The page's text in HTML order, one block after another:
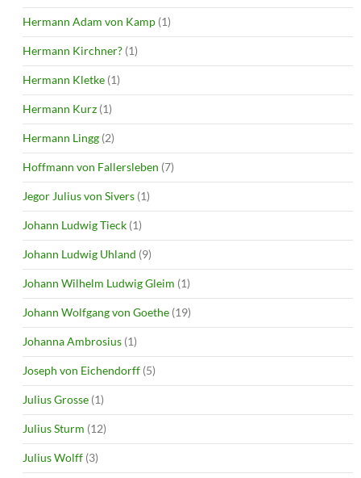
Hermann Adam von Kamp (1)
Hermann Kirchner? (1)
Hermann Kletke (1)
Hermann Kurz (1)
Hermann Lingg (2)
Hoffmann von Fallersleben (7)
Jegor Julius von Sivers (1)
Johann Ludwig Tieck (1)
Johann Ludwig Uhland (9)
Johann Wilhelm Ludwig Gleim (1)
Johann Wolfgang von Goethe (19)
Johanna Ambrosius (1)
Joseph von Eichendorff (5)
Julius Grosse (1)
Julius Sturm (12)
Julius Wolff (3)